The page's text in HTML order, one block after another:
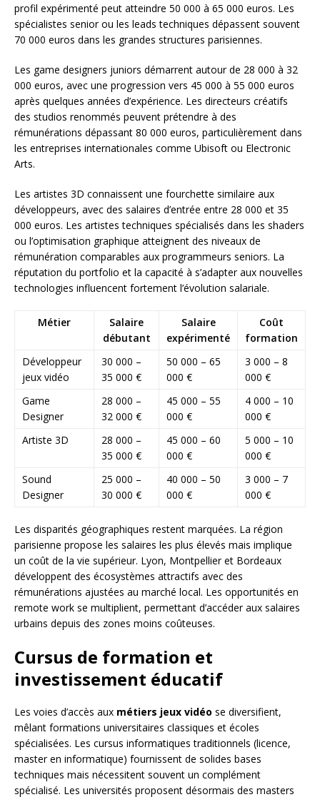
profil expérimenté peut atteindre 50 000 à 65 000 euros. Les
spécialistes senior ou les leads techniques dépassent souvent
70 000 euros dans les grandes structures parisiennes.
Les game designers juniors démarrent autour de 28 000 à 32
000 euros, avec une progression vers 45 000 à 55 000 euros
après quelques années d’expérience. Les directeurs créatifs
des studios renommés peuvent prétendre à des
rémunérations dépassant 80 000 euros, particulièrement dans
les entreprises internationales comme Ubisoft ou Electronic
Arts.
Les artistes 3D connaissent une fourchette similaire aux
développeurs, avec des salaires d’entrée entre 28 000 et 35
000 euros. Les artistes techniques spécialisés dans les shaders
ou l’optimisation graphique atteignent des niveaux de
rémunération comparables aux programmeurs seniors. La
réputation du portfolio et la capacité à s’adapter aux nouvelles
technologies influencent fortement l’évolution salariale.
Métier
Salaire
débutant
Salaire
expérimenté
Coût
formation
Développeur
jeux vidéo
30 000 –
35 000 €
50 000 – 65
000 €
3 000 – 8
000 €
Game
Designer
28 000 –
32 000 €
45 000 – 55
000 €
4 000 – 10
000 €
Artiste 3D
28 000 –
35 000 €
45 000 – 60
000 €
5 000 – 10
000 €
Sound
Designer
25 000 –
30 000 €
40 000 – 50
000 €
3 000 – 7
000 €
Les disparités géographiques restent marquées. La région
parisienne propose les salaires les plus élevés mais implique
un coût de la vie supérieur. Lyon, Montpellier et Bordeaux
développent des écosystèmes attractifs avec des
rémunérations ajustées au marché local. Les opportunités en
remote work se multiplient, permettant d’accéder aux salaires
urbains depuis des zones moins coûteuses.
Cursus de formation et
investissement éducatif
Les voies d’accès aux métiers jeux vidéo se diversifient,
mêlant formations universitaires classiques et écoles
spécialisées. Les cursus informatiques traditionnels (licence,
master en informatique) fournissent de solides bases
techniques mais nécessitent souvent un complément
spécialisé. Les universités proposent désormais des masters